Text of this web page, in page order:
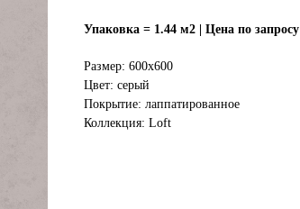
Упаковка = 1.44 м2 | Цена по запросу
Размер: 600x600
Цвет: серый
Покрытие: лаппатированное
Коллекция: Loft